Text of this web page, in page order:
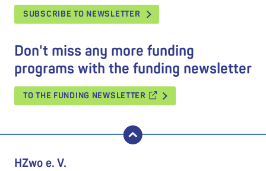
SUBSCRIBE TO NEWSLETTER
Don't miss any more funding
programs with the funding newsletter
TO THE FUNDING NEWSLETTER
back to top
HZwo e. V.